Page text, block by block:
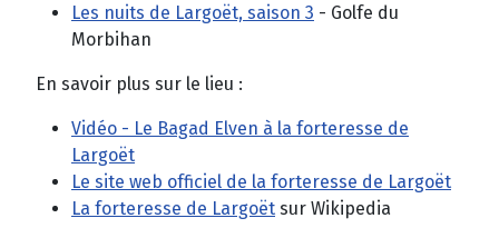
Les nuits de Largoët, saison 3 - Golfe du
Morbihan
En savoir plus sur le lieu :
Vidéo - Le Bagad Elven à la forteresse de
Largoët
Le site web officiel de la forteresse de Largoët
La forteresse de Largoët sur Wikipedia